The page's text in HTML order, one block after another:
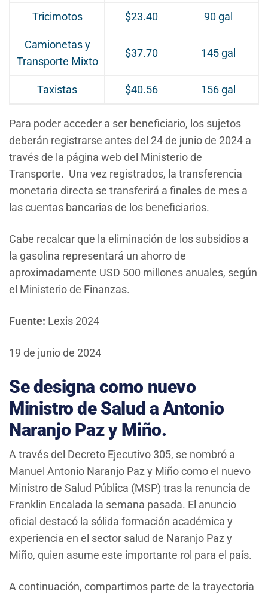
Tricimotos $23.40 90 gal
Camionetas y
Transporte Mixto
$37.70 145 gal
Taxistas $40.56 156 gal
Para poder acceder a ser beneficiario, los sujetos
deberán registrarse antes del 24 de junio de 2024 a
través de la página web del Ministerio de
Transporte. Una vez registrados, la transferencia
monetaria directa se transferirá a finales de mes a
las cuentas bancarias de los beneficiarios.
Cabe recalcar que la eliminación de los subsidios a
la gasolina representará un ahorro de
aproximadamente USD 500 millones anuales, según
el Ministerio de Finanzas.
Fuente: Lexis 2024
19 de junio de 2024
Se designa como nuevo
Ministro de Salud a Antonio
Naranjo Paz y Miño.
A través del Decreto Ejecutivo 305, se nombró a
Manuel Antonio Naranjo Paz y Miño como el nuevo
Ministro de Salud Pública (MSP) tras la renuncia de
Franklin Encalada la semana pasada. El anuncio
oficial destacó la sólida formación académica y
experiencia en el sector salud de Naranjo Paz y
Miño, quien asume este importante rol para el país.
A continuación, compartimos parte de la trayectoria